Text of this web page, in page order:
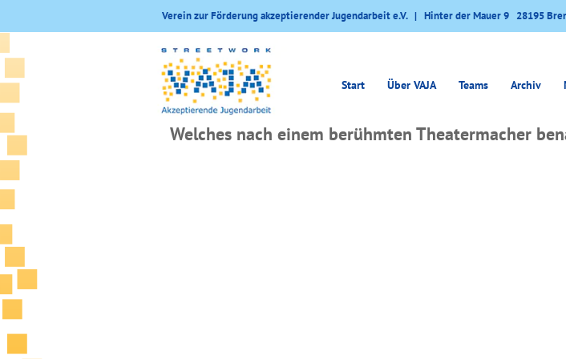
Verein zur Förderung akzeptierender Jugendarbeit e.V. | Hinter der Mauer 9 28195
Start Über VAJA Teams Archiv
Welches nach einem berühmten Theatermacher